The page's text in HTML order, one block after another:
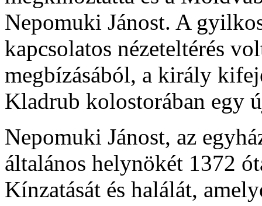
Nepomuki Jánost. A
kapcsolatos nézeteltérés
megbízásából, a király
Kladrub kolostorában egy
Nepomuki Jánost, az
általános helynökét 1372
Kínzatását és halálát,